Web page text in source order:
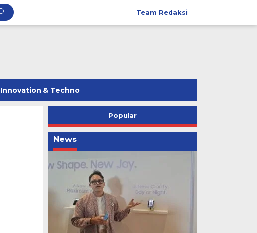
Team Redaksi
Innovation & Techno
Popular
News